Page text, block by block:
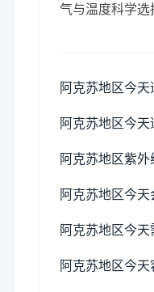
气与温度科学选
阿克苏地区今天
阿克苏地区今天
阿克苏地区紫外
阿克苏地区今天
阿克苏地区今天
阿克苏地区今天